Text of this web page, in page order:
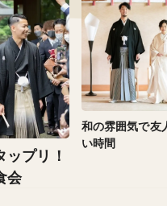
プリ！
会
和の雰囲気で友
い時間